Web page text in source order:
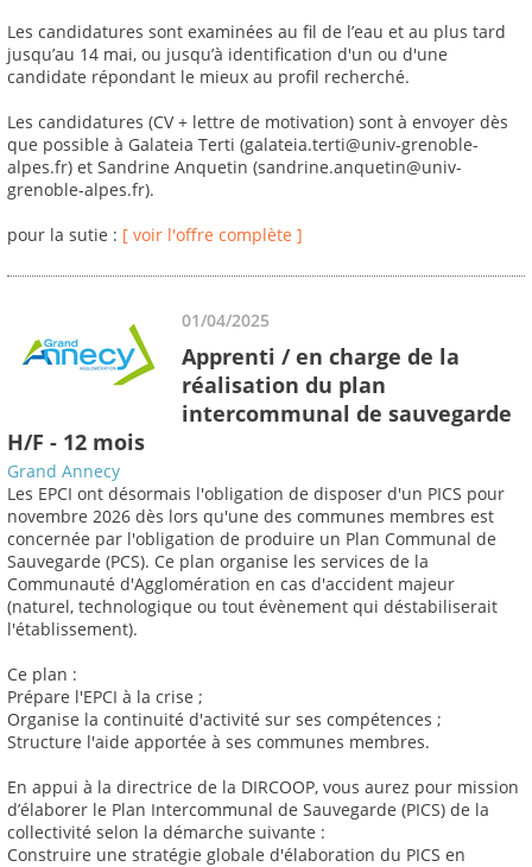
Les candidatures sont examinées au fil de l’eau et au plus tard
jusqu’au 14 mai, ou jusqu’à identification d'un ou d'une
candidate répondant le mieux au profil recherché.
Les candidatures (CV + lettre de motivation) sont à envoyer dès
que possible à Galateia Terti (galateia.terti@univ-grenoble-
alpes.fr) et Sandrine Anquetin (sandrine.anquetin@univ-
grenoble-alpes.fr).
pour la sutie : [ voir l'offre complète ]
01/04/2025
Apprenti / en charge de la
réalisation du plan
intercommunal de sauvegarde
H/F - 12 mois
Grand Annecy
Les EPCI ont désormais l'obligation de disposer d'un PICS pour
novembre 2026 dès lors qu'une des communes membres est
concernée par l'obligation de produire un Plan Communal de
Sauvegarde (PCS). Ce plan organise les services de la
Communauté d'Agglomération en cas d'accident majeur
(naturel, technologique ou tout évènement qui déstabiliserait
l'établissement).
Ce plan :
Prépare l'EPCI à la crise ;
Organise la continuité d'activité sur ses compétences ;
Structure l'aide apportée à ses communes membres.
En appui à la directrice de la DIRCOOP, vous aurez pour mission
d’élaborer le Plan Intercommunal de Sauvegarde (PICS) de la
collectivité selon la démarche suivante :
Construire une stratégie globale d'élaboration du PICS en